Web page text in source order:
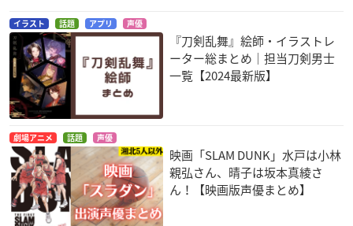
DRAMAtical Murder
ミンク
ハルク
イラスト 話題 アプリ 声優
『刀剣乱舞』絵師・イラストレ
ーター総まとめ｜担当刀剣男士
一覧【2024最新版】
劇場アニメ 話題 声優
映画「SLAM DUNK」水戸は小林
親弘さん、晴子は坂本真綾さ
ん！【映画版声優まとめ】